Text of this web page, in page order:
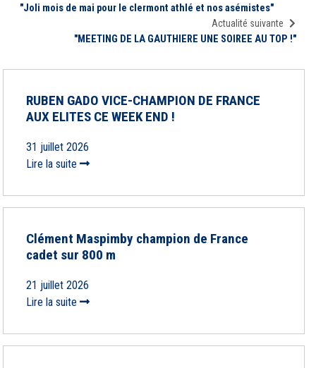
"Joli mois de mai pour le clermont athlé et nos asémistes"
Actualité suivante
"MEETING DE LA GAUTHIERE UNE SOIREE AU TOP !"
RUBEN GADO VICE-CHAMPION DE FRANCE
AUX ELITES CE WEEK END !
31 juillet 2026
Lire la suite
Clément Maspimby champion de France
cadet sur 800 m
21 juillet 2026
Lire la suite